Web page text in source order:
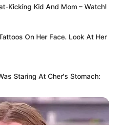
Kicking Kid And Mom – Watch!
On Her Face. Look At Her
Staring At Cher's Stomach: